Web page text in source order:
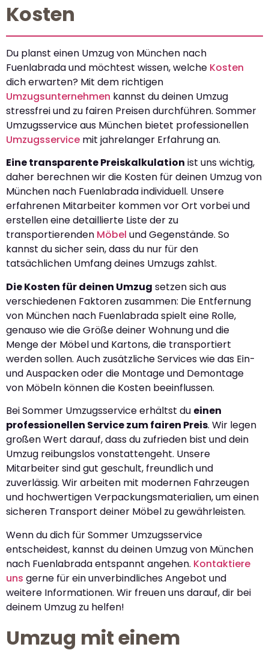
Kosten
Du planst einen Umzug von München nach
Fuenlabrada und möchtest wissen, welche Kosten
dich erwarten? Mit dem richtigen
Umzugsunternehmen kannst du deinen Umzug
stressfrei und zu fairen Preisen durchführen. Sommer
Umzugsservice aus München bietet professionellen
Umzugsservice mit jahrelanger Erfahrung an.
Eine transparente Preiskalkulation ist uns wichtig,
daher berechnen wir die Kosten für deinen Umzug von
München nach Fuenlabrada individuell. Unsere
erfahrenen Mitarbeiter kommen vor Ort vorbei und
erstellen eine detaillierte Liste der zu
transportierenden Möbel und Gegenstände. So
kannst du sicher sein, dass du nur für den
tatsächlichen Umfang deines Umzugs zahlst.
Die Kosten für deinen Umzug setzen sich aus
verschiedenen Faktoren zusammen: Die Entfernung
von München nach Fuenlabrada spielt eine Rolle,
genauso wie die Größe deiner Wohnung und die
Menge der Möbel und Kartons, die transportiert
werden sollen. Auch zusätzliche Services wie das Ein-
und Auspacken oder die Montage und Demontage
von Möbeln können die Kosten beeinflussen.
Bei Sommer Umzugsservice erhältst du einen
professionellen Service zum fairen Preis. Wir legen
großen Wert darauf, dass du zufrieden bist und dein
Umzug reibungslos vonstattengeht. Unsere
Mitarbeiter sind gut geschult, freundlich und
zuverlässig. Wir arbeiten mit modernen Fahrzeugen
und hochwertigen Verpackungsmaterialien, um einen
sicheren Transport deiner Möbel zu gewährleisten.
Wenn du dich für Sommer Umzugsservice
entscheidest, kannst du deinen Umzug von München
nach Fuenlabrada entspannt angehen. Kontaktiere
uns gerne für ein unverbindliches Angebot und
weitere Informationen. Wir freuen uns darauf, dir bei
deinem Umzug zu helfen!
Umzug mit einem